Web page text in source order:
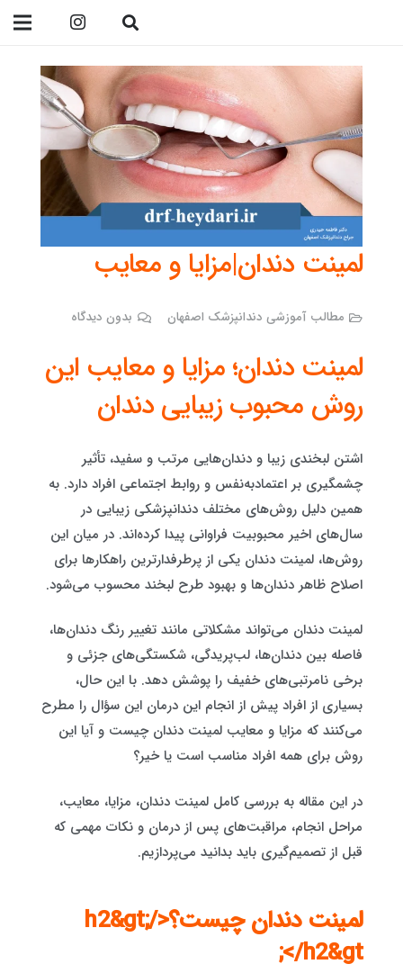
لمینت دندان|مزایا و معایب
مطالب آموزشی دندانپزشک اصفهان بدون دیدگاه
لمینت دندان؛ مزایا و معایب این
روش محبوب زیبایی دندان
اشتن لبخندی زیبا و دندان‌هایی مرتب و سفید، تأثیر
چشمگیری بر اعتمادبه‌نفس و روابط اجتماعی افراد دارد. به
همین دلیل روش‌های مختلف دندانپزشکی زیبایی در
سال‌های اخیر محبوبیت فراوانی پیدا کرده‌اند. در میان این
روش‌ها، لمینت دندان یکی از پرطرفدارترین راهکارها برای
اصلاح ظاهر دندان‌ها و بهبود طرح لبخند محسوب می‌شود.
لمینت دندان می‌تواند مشکلاتی مانند تغییر رنگ دندان‌ها،
فاصله بین دندان‌ها، لب‌پریدگی، شکستگی‌های جزئی و
برخی نامرتبی‌های خفیف را پوشش دهد. با این حال،
بسیاری از افراد پیش از انجام این درمان این سؤال را مطرح
می‌کنند که مزایا و معایب لمینت دندان چیست و آیا این
روش برای همه افراد مناسب است یا خیر؟
در این مقاله به بررسی کامل لمینت دندان، مزایا، معایب،
مراحل انجام، مراقبت‌های پس از درمان و نکات مهمی که
قبل از تصمیم‌گیری باید بدانید می‌پردازیم.
لمینت دندان چیست؟</h2&gt;
</h2&gt;